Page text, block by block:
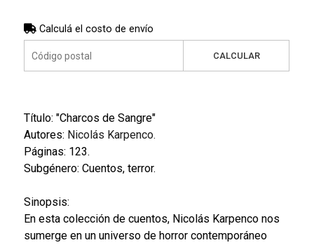
Calculá el costo de envío
CALCULAR
Título: "Charcos de Sangre"
Autores: Nicolás Karpenco.
Páginas: 123.
Subgénero: Cuentos, terror.
Sinopsis:
En esta colección de cuentos, Nicolás Karpenco nos
sumerge en un universo de horror contemporáneo